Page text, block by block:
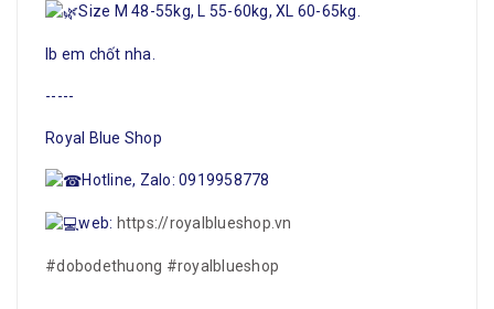
Size M 48-55kg, L 55-60kg, XL 60-65kg.
Ib em chốt nha.
-----
Royal Blue Shop
Hotline, Zalo: 0919958778
web: https://royalblueshop.vn
#dobodethuong #royalblueshop